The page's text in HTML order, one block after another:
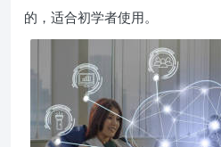
的，适合初学者使用。